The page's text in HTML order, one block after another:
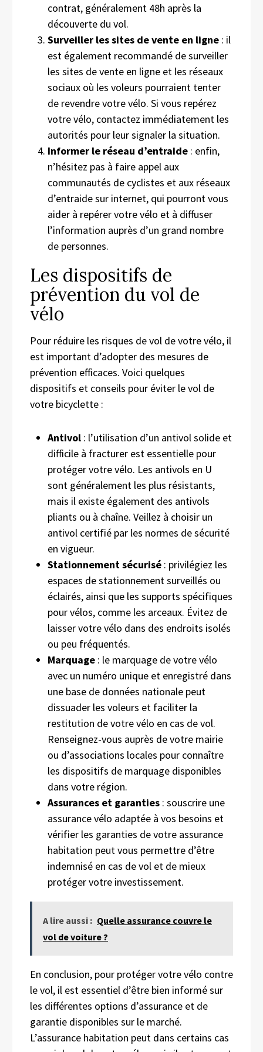
contrat, généralement 48h après la
découverte du vol.
Surveiller les sites de vente en ligne : il
est également recommandé de surveiller
les sites de vente en ligne et les réseaux
sociaux où les voleurs pourraient tenter
de revendre votre vélo. Si vous repérez
votre vélo, contactez immédiatement les
autorités pour leur signaler la situation.
Informer le réseau d’entraide : enfin,
n’hésitez pas à faire appel aux
communautés de cyclistes et aux réseaux
d’entraide sur internet, qui pourront vous
aider à repérer votre vélo et à diffuser
l’information auprès d’un grand nombre
de personnes.
Les dispositifs de
prévention du vol de
vélo
Pour réduire les risques de vol de votre vélo, il
est important d’adopter des mesures de
prévention efficaces. Voici quelques
dispositifs et conseils pour éviter le vol de
votre bicyclette :
Antivol : l’utilisation d’un antivol solide et
difficile à fracturer est essentielle pour
protéger votre vélo. Les antivols en U
sont généralement les plus résistants,
mais il existe également des antivols
pliants ou à chaîne. Veillez à choisir un
antivol certifié par les normes de sécurité
en vigueur.
Stationnement sécurisé : privilégiez les
espaces de stationnement surveillés ou
éclairés, ainsi que les supports spécifiques
pour vélos, comme les arceaux. Évitez de
laisser votre vélo dans des endroits isolés
ou peu fréquentés.
Marquage : le marquage de votre vélo
avec un numéro unique et enregistré dans
une base de données nationale peut
dissuader les voleurs et faciliter la
restitution de votre vélo en cas de vol.
Renseignez-vous auprès de votre mairie
ou d’associations locales pour connaître
les dispositifs de marquage disponibles
dans votre région.
Assurances et garanties : souscrire une
assurance vélo adaptée à vos besoins et
vérifier les garanties de votre assurance
habitation peut vous permettre d’être
indemnisé en cas de vol et de mieux
protéger votre investissement.
A lire aussi : Quelle assurance couvre le
vol de voiture ?
En conclusion, pour protéger votre vélo contre
le vol, il est essentiel d’être bien informé sur
les différentes options d’assurance et de
garantie disponibles sur le marché.
L’assurance habitation peut dans certains cas